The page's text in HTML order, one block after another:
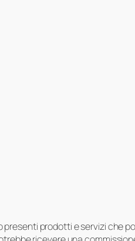
presenti prodotti e servizi che